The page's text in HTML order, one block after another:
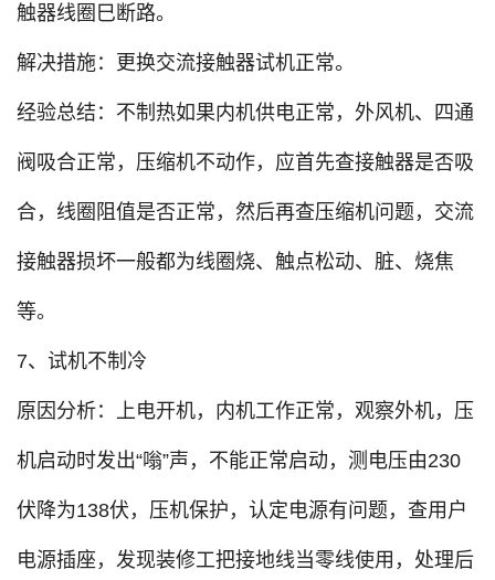
触器线圈巳断路。
解决措施：更换交流接触器试机正常。
经验总结：不制热如果内机供电正常，外风机、四通
阀吸合正常，压缩机不动作，应首先查接触器是否吸
合，线圈阻值是否正常，然后再查压缩机问题，交流
接触器损坏一般都为线圈烧、触点松动、脏、烧焦
等。
7、试机不制冷
原因分析：上电开机，内机工作正常，观察外机，压
机启动时发出“嗡”声，不能正常启动，测电压由230
伏降为138伏，压机保护，认定电源有问题，查用户
电源插座，发现装修工把接地线当零线使用，处理后